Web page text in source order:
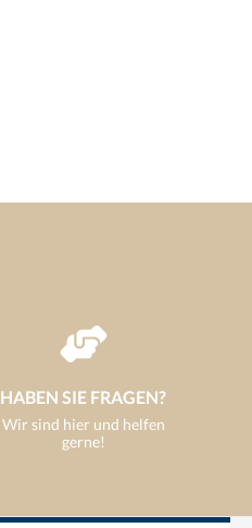
HABEN SIE FRAGEN?
Wir sind hier und helfen
gerne!